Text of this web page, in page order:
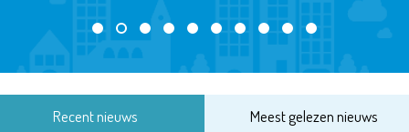
Recent nieuws Meest gelezen nieuws